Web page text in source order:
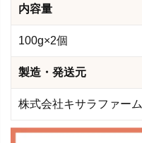
内容量
100g×2個
製造・発送元
株式会社キサラファーム